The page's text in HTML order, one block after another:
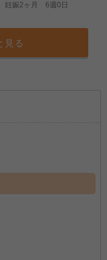
妊娠2ヶ月 6週0日
見る